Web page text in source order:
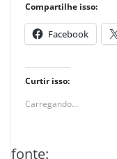
Compartilhe isso:
Facebook
Curtir isso:
Carregando...
fonte: